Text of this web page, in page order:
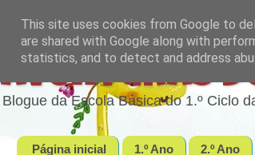
Aventuras
Blogue da Escola Básica do 1.º Ciclo
Página inicial 1.º Ano 2.º Ano
This site uses cookies from Google to
are shared with Google along with
statistics, and to detect and address